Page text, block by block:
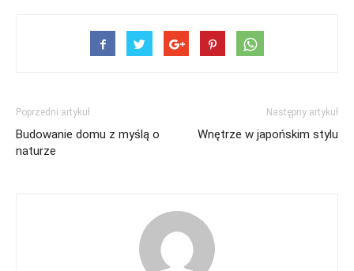
Poprzedni artykuł
Budowanie domu z myślą o
naturze
Następny artykuł
Wnętrze w japońskim stylu